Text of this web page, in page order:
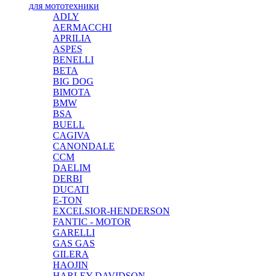
для мототехники
ADLY
AERMACCHI
APRILIA
ASPES
BENELLI
BETA
BIG DOG
BIMOTA
BMW
BSA
BUELL
CAGIVA
CANONDALE
CCM
DAELIM
DERBI
DUCATI
E-TON
EXCELSIOR-HENDERSON
FANTIC - MOTOR
GARELLI
GAS GAS
GILERA
HAOJIN